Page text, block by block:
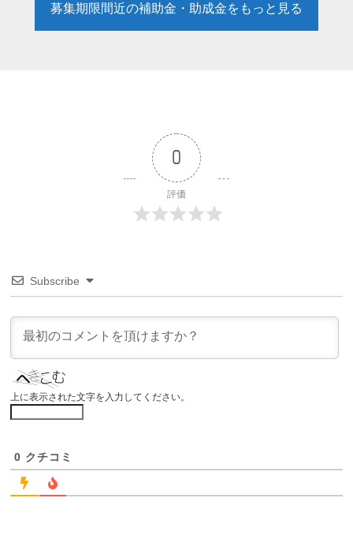
募集期限間近の補助金・助成金をもっと見る
0
評価
Subscribe
上に表示された文字を入力してください。
0 クチコミ